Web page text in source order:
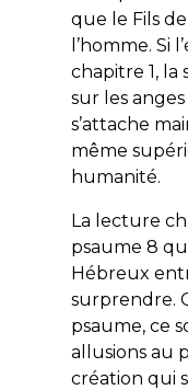
que le Fils
l’homme. Si
chapitre 1, la
sur les
s’attache
même
humanité.
La lecture
psaume 8
Hébreux
surprendre.
psaume, ce
allusions au
création qui